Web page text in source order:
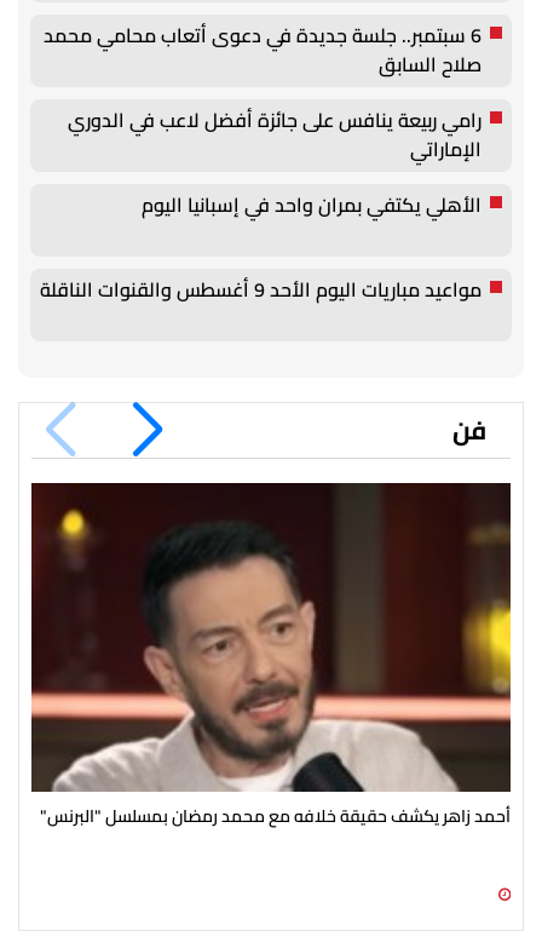
6 سبتمبر.. جلسة جديدة في دعوى أتعاب محامي محمد
صلاح السابق
رامي ربيعة ينافس على جائزة أفضل لاعب في الدوري
الإماراتي
الأهلي يكتفي بمران واحد في إسبانيا اليوم
مواعيد مباريات اليوم الأحد 9 أغسطس والقنوات الناقلة
فن
أحمد زاهر يكشف حقيقة خلافه مع محمد رمضان بمسلسل "البرنس"